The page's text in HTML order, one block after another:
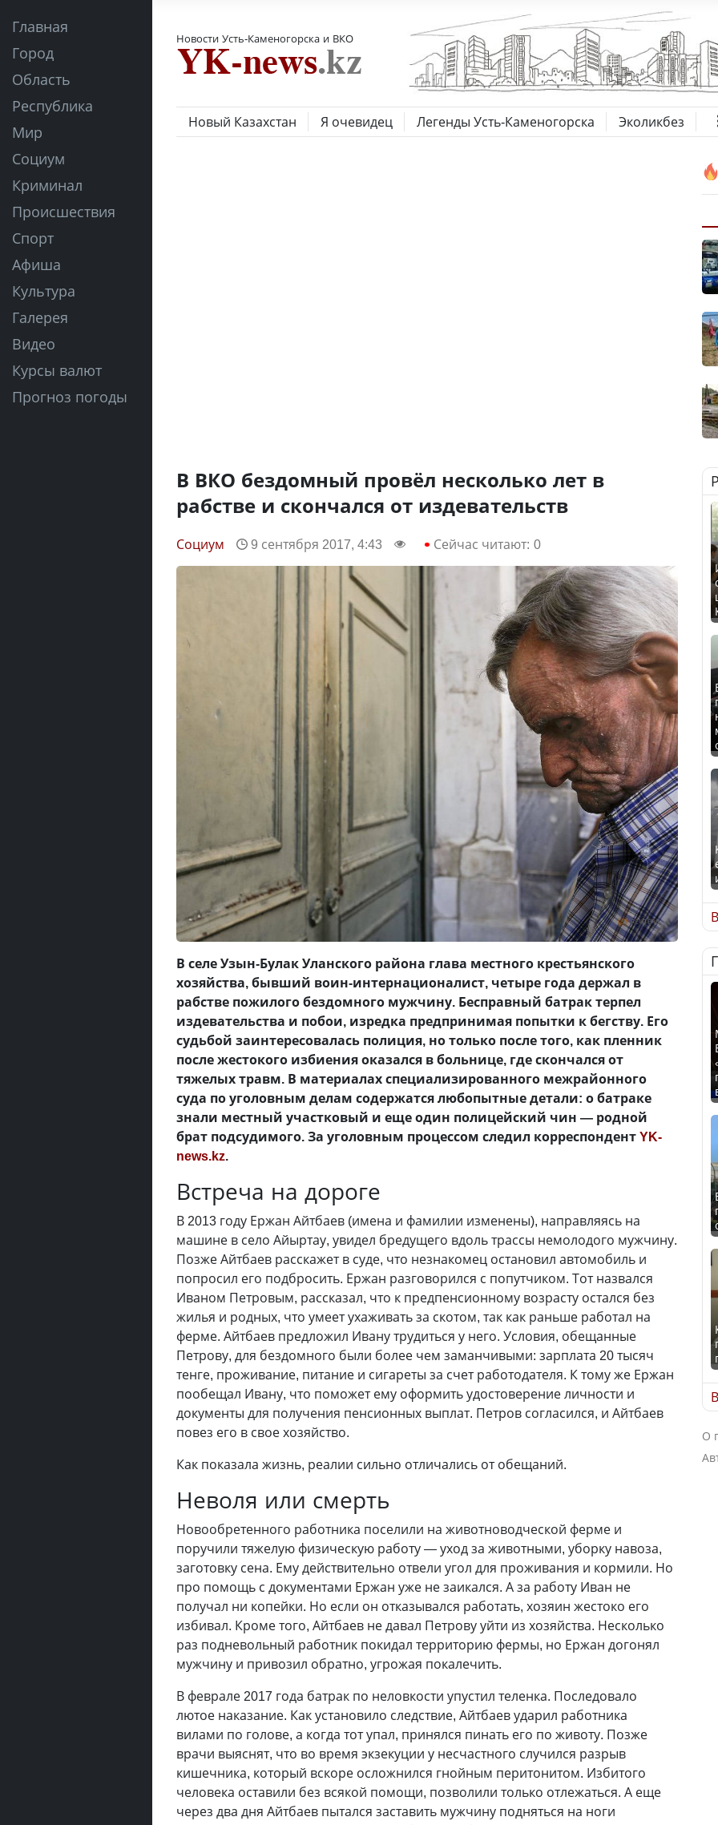
Главная
Город
Область
Республика
Мир
Социум
Криминал
Происшествия
Спорт
Афиша
Культура
Галерея
Видео
Курсы валют
Прогноз погоды
Новости Усть-Каменогорска и ВКО
Новый Казахстан Я очевидец Легенды Усть-Каменогорска Эколикбез
В ВКО бездомный провёл несколько лет в
рабстве и скончался от издевательств
Социум 9 сентября 2017, 4:43 Сейчас читают: 0
В селе Узын-Булак Уланского района глава местного крестьянского
хозяйства, бывший воин-интернационалист, четыре года держал в
рабстве пожилого бездомного мужчину. Бесправный батрак терпел
издевательства и побои, изредка предпринимая попытки к бегству. Его
судьбой заинтересовалась полиция, но только после того, как пленник
после жестокого избиения оказался в больнице, где скончался от
тяжелых травм. В материалах специализированного межрайонного
суда по уголовным делам содержатся любопытные детали: о батраке
знали местный участковый и еще один полицейский чин — родной
брат подсудимого. За уголовным процессом следил корреспондентYK-
news.kz.
Встреча на дороге
В 2013 году Ержан Айтбаев (имена и фамилии изменены), направляясь на
машине в село Айыртау, увидел бредущего вдоль трассы немолодого мужчину.
Позже Айтбаев расскажет в суде, что незнакомец остановил автомобиль и
попросил его подбросить. Ержан разговорился с попутчиком. Тот назвался
Иваном Петровым, рассказал, что к предпенсионному возрасту остался без
жилья и родных, что умеет ухаживать за скотом, так как раньше работал на
ферме. Айтбаев предложил Ивану трудиться у него. Условия, обещанные
Петрову, для бездомного были более чем заманчивыми: зарплата 20 тысяч
тенге, проживание, питание и сигареты за счет работодателя. К тому же Ержан
пообещал Ивану, что поможет ему оформить удостоверение личности и
документы для получения пенсионных выплат. Петров согласился, и Айтбаев
повез его в свое хозяйство.
Как показала жизнь, реалии сильно отличались от обещаний.
Неволя или смерть
Новообретенного работника поселили на животноводческой ферме и
поручили тяжелую физическую работу — уход за животными, уборку навоза,
заготовку сена. Ему действительно отвели угол для проживания и кормили. Но
про помощь с документами Ержан уже не заикался. А за работу Иван не
получал ни копейки. Но если он отказывался работать, хозяин жестоко его
избивал. Кроме того, Айтбаев не давал Петрову уйти из хозяйства. Несколько
раз подневольный работник покидал территорию фермы, но Ержан догонял
мужчину и привозил обратно, угрожая покалечить.
В феврале 2017 года батрак по неловкости упустил теленка. Последовало
лютое наказание. Как установило следствие, Айтбаев ударил работника
вилами по голове, а когда тот упал, принялся пинать его по животу. Позже
врачи выяснят, что во время экзекуции у несчастного случился разрыв
кишечника, который вскоре осложнился гнойным перитонитом. Избитого
человека оставили без всякой помощи, позволили только отлежаться. А еще
через два дня Айтбаев пытался заставить мужчину подняться на ноги
О